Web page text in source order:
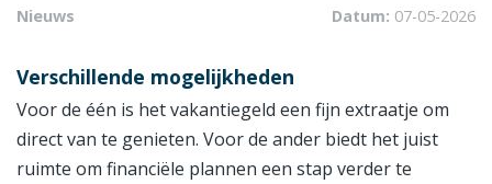
Nieuws Datum: 07-05-2026
Verschillende mogelijkheden
Voor de één is het vakantiegeld een fijn extraatje om
direct van te genieten. Voor de ander biedt het juist
ruimte om financiële plannen een stap verder te